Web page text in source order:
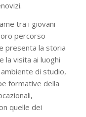
tra i giovani
percorso
presenta la storia
la visita ai luoghi
di studio,
formative della
quelle dei